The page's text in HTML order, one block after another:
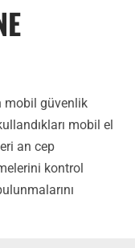
mobil güvenlik
mobil el
an cep
kontrol